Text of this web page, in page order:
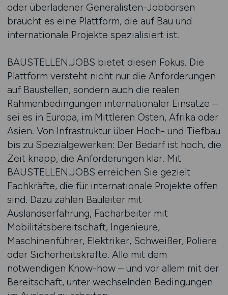
oder überladener Generalisten-Jobbörsen
braucht es eine Plattform, die auf Bau und
internationale Projekte spezialisiert ist.
BAUSTELLEN.JOBS bietet diesen Fokus. Die
Plattform versteht nicht nur die Anforderungen
auf Baustellen, sondern auch die realen
Rahmenbedingungen internationaler Einsätze –
sei es in Europa, im Mittleren Osten, Afrika oder
Asien. Von Infrastruktur über Hoch- und Tiefbau
bis zu Spezialgewerken: Der Bedarf ist hoch, die
Zeit knapp, die Anforderungen klar. Mit
BAUSTELLEN.JOBS erreichen Sie gezielt
Fachkräfte, die für internationale Projekte offen
sind. Dazu zählen Bauleiter mit
Auslandserfahrung, Facharbeiter mit
Mobilitätsbereitschaft, Ingenieure,
Maschinenführer, Elektriker, Schweißer, Poliere
oder Sicherheitskräfte. Alle mit dem
notwendigen Know-how – und vor allem mit der
Bereitschaft, unter wechselnden Bedingungen